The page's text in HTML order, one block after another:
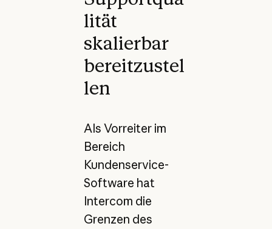
lität
skalierbar
bereitzustel
len
Als Vorreiter im
Bereich
Kundenservice-
Software hat
Intercom die
Grenzen des